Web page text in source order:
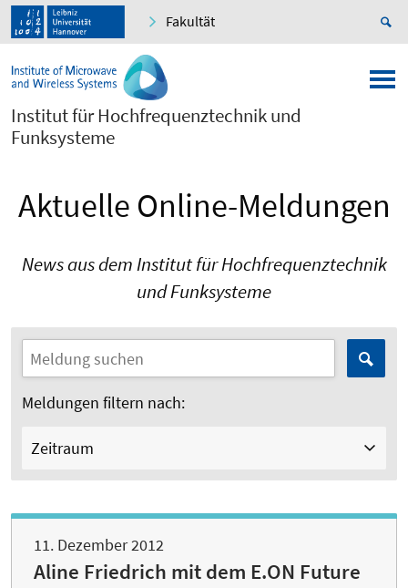
Fakultät
Institut für Hochfrequenztechnik und
Funksysteme
Aktuelle Online-Meldungen
News aus dem Institut für Hochfrequenztechnik
und Funksysteme
Meldungen filtern nach:
Zeitraum
11. Dezember 2012
Aline Friedrich mit dem E.ON Future